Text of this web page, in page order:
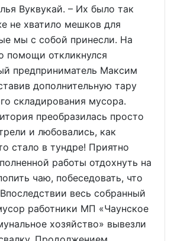
Вуквукай. – Их было так
не хватило мешков для
мы с собой принесли. На
помощи откликнулся
предприниматель Максим
дополнительную тару
складирования мусора.
преобразилась просто
и любовались, как
стало в тундре! Приятно
работы отдохнуть на
чаю, побеседовать, что
весь собранный
работники МП «Чаунское
хозяйство» вывезли